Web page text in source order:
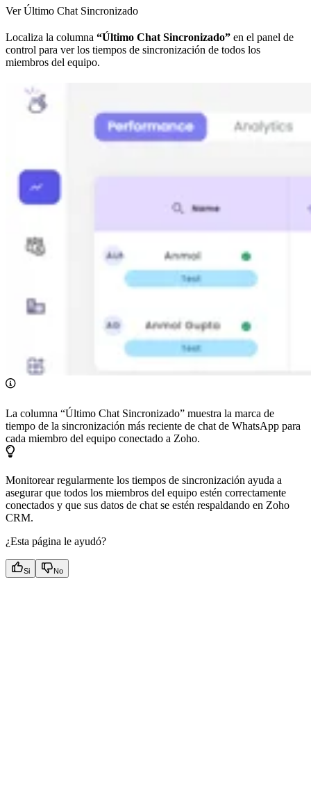
Ver Último Chat Sincronizado
Localiza la columna “Último Chat Sincronizado” en el panel de
control para ver los tiempos de sincronización de todos los
miembros del equipo.
La columna “Último Chat Sincronizado” muestra la marca de
tiempo de la sincronización más reciente de chat de WhatsApp para
cada miembro del equipo conectado a Zoho.
Monitorear regularmente los tiempos de sincronización ayuda a
asegurar que todos los miembros del equipo estén correctamente
conectados y que sus datos de chat se estén respaldando en Zoho
CRM.
¿Esta página le ayudó?
Si No